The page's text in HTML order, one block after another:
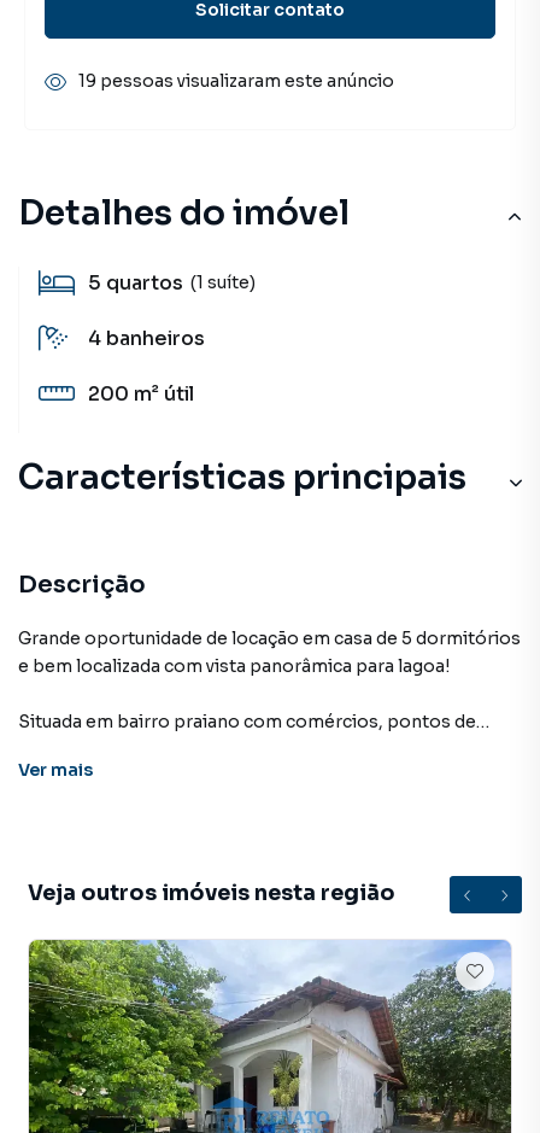
Detalhes do imóvel
5 quartos (1 suíte)
4 banheiros
200 m² útil
Características principais
Descrição
Grande oportunidade de locação em casa de 5 dormitórios
e bem localizada com vista panorâmica para lagoa!
Situada em bairro praiano com comércios, pontos de
garantindo fácil acesso às conveniências desejadas com
banheiros, lavanderia com banheiro, depósito e sótão. Em
sua área externa a casa oferece varanda ampla, um afável
jardim de inverno, e garagem para até 4 carros
estacionarem.
VALOR: 4.500,00 + TAXAS
IPTU: R$2.219,90
Ver mais
Veja outros imóveis nesta região
Solicitar contato
19 pessoas visualizaram este anúncio